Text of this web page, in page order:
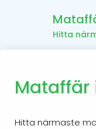
Hitta
Mataffär
Hitta närmaste